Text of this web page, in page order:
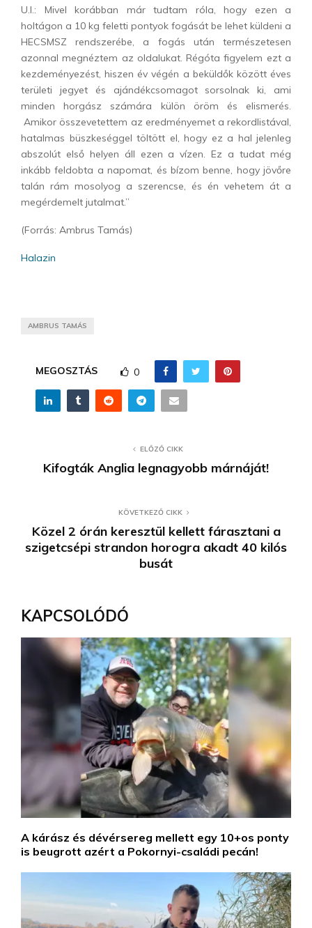
U.I.: Mivel korábban már tudtam róla, hogy ezen a
holtágon a 10 kg feletti pontyok fogását be lehet küldeni a
HECSMSZ rendszerébe, a fogás után természetesen
azonnal megnéztem az oldalukat. Régóta figyelem ezt a
kezdeményezést, hiszen év végén a beküldők között éves
területi jegyet és ajándékcsomagot sorsolnak ki, ami
minden horgász számára külön öröm és elismerés.
Amikor összevetettem az eredményemet a rekordlistával,
hatalmas büszkeséggel töltött el, hogy ez a hal jelenleg
abszolút első helyen áll ezen a vízen. Ez a tudat még
inkább feldobta a napomat, és bízom benne, hogy jövőre
talán rám mosolyog a szerencse, és én vehetem át a
megérdemelt jutalmat.”
(Forrás: Ambrus Tamás)
Halazin
AMBRUS TAMÁS
MEGOSZTÁS 0
ELŐZŐ CIKK
Kifogták Anglia legnagyobb márnáját!
KÖVETKEZŐ CIKK
Közel 2 órán keresztül kellett fárasztani a
szigetcsépi strandon horogra akadt 40 kilós
busát
KAPCSOLÓDÓ
A kárász és dévérsereg mellett egy 10+os ponty
is beugrott azért a Pokornyi-családi pecán!